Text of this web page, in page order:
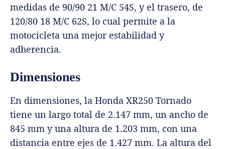
medidas de 90/90 21 M/C 54S, y el trasero, de
120/80 18 M/C 62S, lo cual permite a la
motocicleta una mejor estabilidad y
adherencia.
Dimensiones
En dimensiones, la Honda XR250 Tornado
tiene un largo total de 2.147 mm, un ancho de
845 mm y una altura de 1.203 mm, con una
distancia entre ejes de 1.427 mm. La altura del